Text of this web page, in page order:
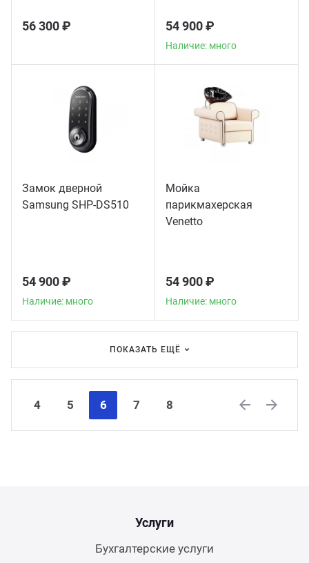
56 300 ₽ 54 900 ₽
Наличие: много
Замок дверной
Samsung SHP-DS510
54 900 ₽
Наличие: много
Мойка
парикмахерская
Venetto
54 900 ₽
Наличие: много
ПОКАЗАТЬ ЕЩЁ
4 5 6 7
8
Услуги
Бухгалтерские услуги